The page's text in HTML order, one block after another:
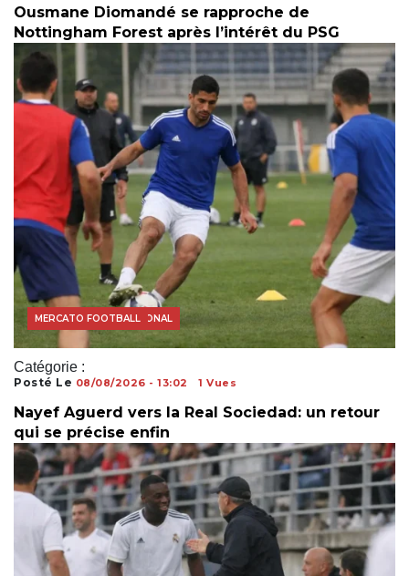
Ousmane Diomandé se rapproche de
Nottingham Forest après l’intérêt du PSG
Catégorie :
FOOTBALL INTERNATIONAL
MERCATO FOOTBALL
Posté Le 08/08/2026 - 13:02 1 Vues
Nayef Aguerd vers la Real Sociedad: un retour
qui se précise enfin